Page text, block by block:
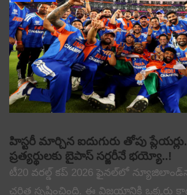
హిస్టరీ మార్చిన ఐదుగురు తోపు
ప్రత్యర్థులకు బైపాస్ సర్జరీనే భయ్యో..!
టీ20 వరల్డ్ కప్ 2026 ఫైనల్‌లో
చరిత్ర సృష్టించింది. ఈ విజయానికి ఒక్కరు